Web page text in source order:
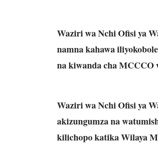
Waziri wa Nchi Ofisi ya
namna kahawa
na kiwanda cha MCCCO
Waziri wa Nchi Ofisi ya
akizungumza na
kilichopo katika Wilaya